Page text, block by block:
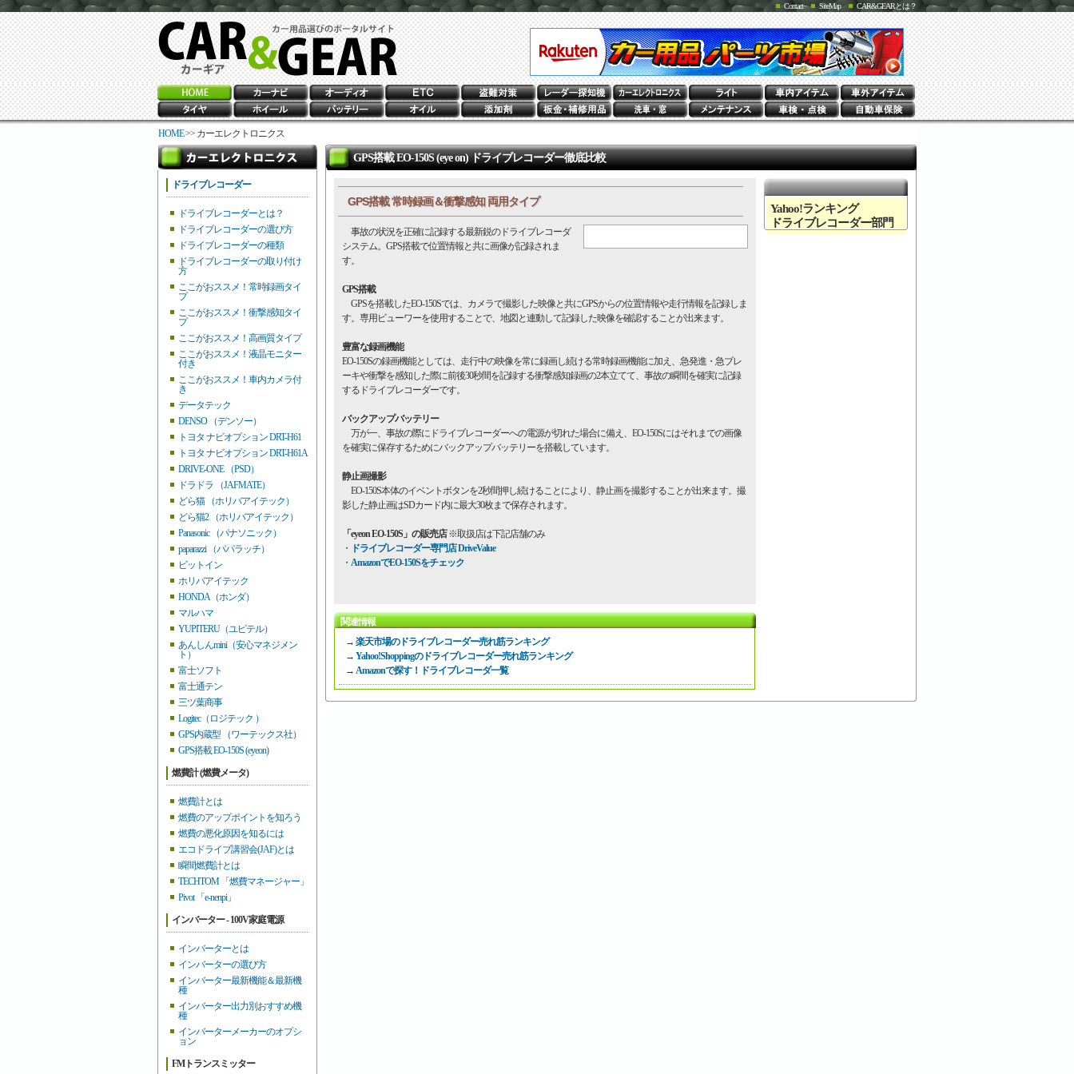
CAR&GEARとは？
SiteMap
Contact
HOME>> カーエレクトロニクス
ドライブレコーダー
ドライブレコーダーとは？
ドライブレコーダーの選び方
ドライブレコーダーの種類
ドライブレコーダーの取り付け
方
ここがおススメ！常時録画タイ
プ
ここがおススメ！衝撃感知タイ
プ
ここがおススメ！高画質タイプ
ここがおススメ！液晶モニター
付き
ここがおススメ！車内カメラ付
き
データテック
DENSO （デンソー）
トヨタ ナビオプション DRT-H61
トヨタ ナビオプション DRT-H61A
DRIVE-ONE （PSD）
ドラドラ （JAFMATE）
どら猫 （ホリバアイテック）
どら猫2 （ホリバアイテック）
Panasonic （パナソニック）
paparazzi （パパラッチ）
ピットイン
ホリバアイテック
HONDA（ホンダ）
マルハマ
YUPITERU（ユピテル）
あんしんmini（安心マネジメン
ト）
富士ソフト
富士通テン
三ツ葉商事
Logitec（ロジテック ）
GPS内蔵型 （ワーテックス社）
GPS搭載 EO-150S (eyeon)
燃費計 (燃費メータ)
燃費計とは
燃費のアップポイントを知ろう
燃費の悪化原因を知るには
エコドライブ講習会(JAF)とは
瞬間燃費計とは
TECHTOM 「燃費マネージャー」
Pivot 「e-nenpi」
インバーター - 100V家庭電源
インバーターとは
インバーターの選び方
インバーター最新機能＆最新機
種
インバーター出力別おすすめ機
種
インバーターメーカーのオプシ
ョン
FMトランスミッター
GPS搭載 EO-150S (eye on) ドライブレコーダー徹底比較
GPS搭載 常時録画＆衝撃感知 両用タイプ
事故の状況を正確に記録する最新鋭のドライブレコーダ
システム。GPS搭載で位置情報と共に画像が記録されま
す。
GPS搭載
GPSを搭載したEO-150Sでは、カメラで撮影した映像と共にGPSからの位置情報や走行情報を記録しま
す。専用ビューワーを使用することで、地図と連動して記録した映像を確認することが出来ます。
豊富な録画機能
EO-150Sの録画機能としては、走行中の映像を常に録画し続ける常時録画機能に加え、急発進・急ブレ
ーキや衝撃を感知した際に前後30秒間を記録する衝撃感知録画の2本立てて、事故の瞬間を確実に記録
するドライブレコーダーです。
バックアップバッテリー
万が一、事故の際にドライブレコーダーへの電源が切れた場合に備え、EO-150Sにはそれまでの画像
を確実に保存するためにバックアップバッテリーを搭載しています。
静止画撮影
EO-150S本体のイベントボタンを2秒間押し続けることにより、静止画を撮影することが出来ます。撮
影した静止画はSDカード内に最大30枚まで保存されます。
「eyeon EO-150S」の販売店※取扱店は下記店舗のみ
・
ドライブレコーダー専門店 DriveValue
・ AmazonでEO-150Sをチェック
関連情報
→ 楽天市場のドライブレコーダー売れ筋ランキング
→ Yahoo!Shoppingのドライブレコーダー売れ筋ランキング
→ Amazonで探す！ドライブレコーダ一覧
Yahoo!ランキング
ドライブレコーダー部門